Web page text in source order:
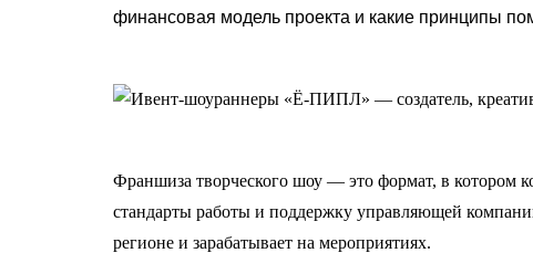
финансовая модель проекта и какие принципы
Франшиза творческого шоу — это формат, в котором
стандарты работы и поддержку управляющей
регионе и зарабатывает на мероприятиях.